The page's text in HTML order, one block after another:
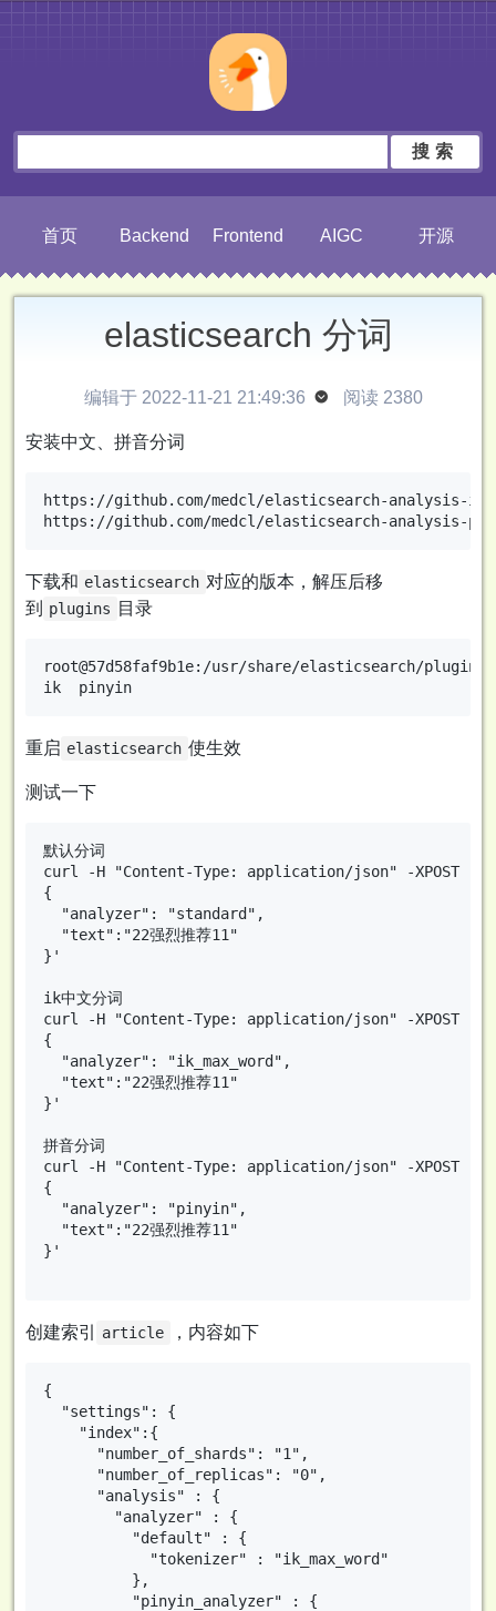
搜索
首页 Backend Frontend AIGC 开源
elasticsearch 分词
编辑于 2022-11-21 21:49:36  阅读 2380
安装中文、拼音分词
https://github.com/medcl/elasticsearch-analysis-ik
下载和 elasticsearch 对应的版本，解压后移
到 plugins 目录
root@57d58faf9b1e:/usr/share/elasticsearch/
重启 elasticsearch 使生效
测试一下
默认分词
curl -H "Content-Type: application/json" -XPOST
{
  "analyzer": "standard",
  "text":"22强烈推荐11"
}'
ik中文分词
curl -H "Content-Type: application/json" -XPOST
{
  "analyzer": "ik_max_word",
  "text":"22强烈推荐11"
}'
拼音分词
curl -H "Content-Type: application/json" -XPOST
{
  "analyzer": "pinyin",
  "text":"22强烈推荐11"
}'
创建索引 article ，内容如下
{
  "settings": {
    "index":{
      "number_of_shards": "1",
      "number_of_replicas": "0",
      "analysis" : {
        "analyzer" : {
          "default" : {
            "tokenizer" : "ik_max_word"
          },
          "pinyin_analyzer" : {